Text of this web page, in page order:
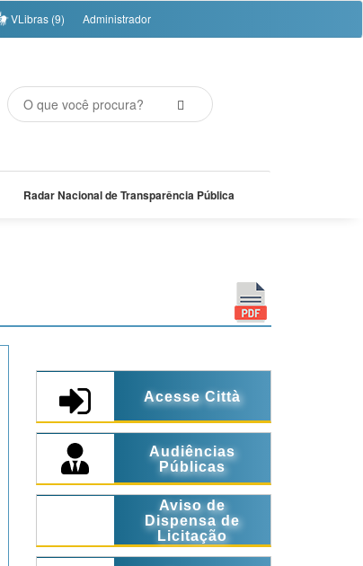
VLibras (9) Administrador
Radar Nacional de Transparência Pública
Acesse Città
Audiências
Públicas
Aviso de
Dispensa de
Licitação